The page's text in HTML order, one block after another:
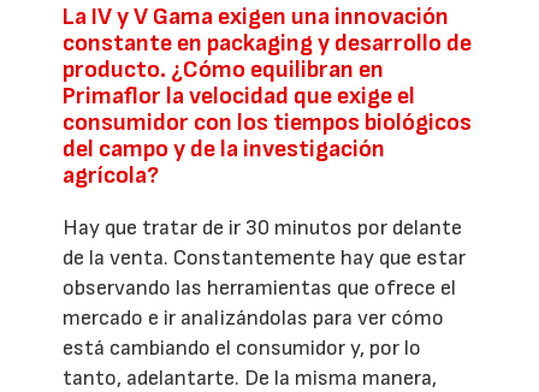
La IV y V Gama exigen una innovación
constante en packaging y desarrollo de
producto. ¿Cómo equilibran en
Primaflor la velocidad que exige el
consumidor con los tiempos biológicos
del campo y de la investigación
agrícola?
Hay que tratar de ir 30 minutos por delante
de la venta. Constantemente hay que estar
observando las herramientas que ofrece el
mercado e ir analizándolas para ver cómo
está cambiando el consumidor y, por lo
tanto, adelantarte. De la misma manera,